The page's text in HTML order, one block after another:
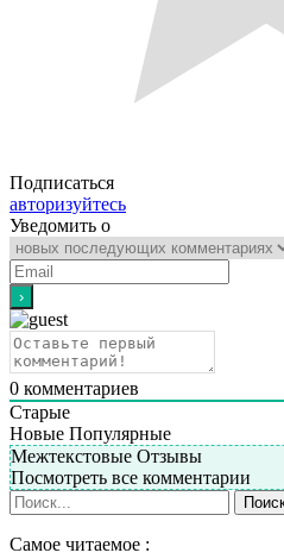
Подписаться
авторизуйтесь
Уведомить о
0 комментариев
Старые
Новые Популярные
Межтекстовые Отзывы
Посмотреть все комментарии
Самое читаемое :